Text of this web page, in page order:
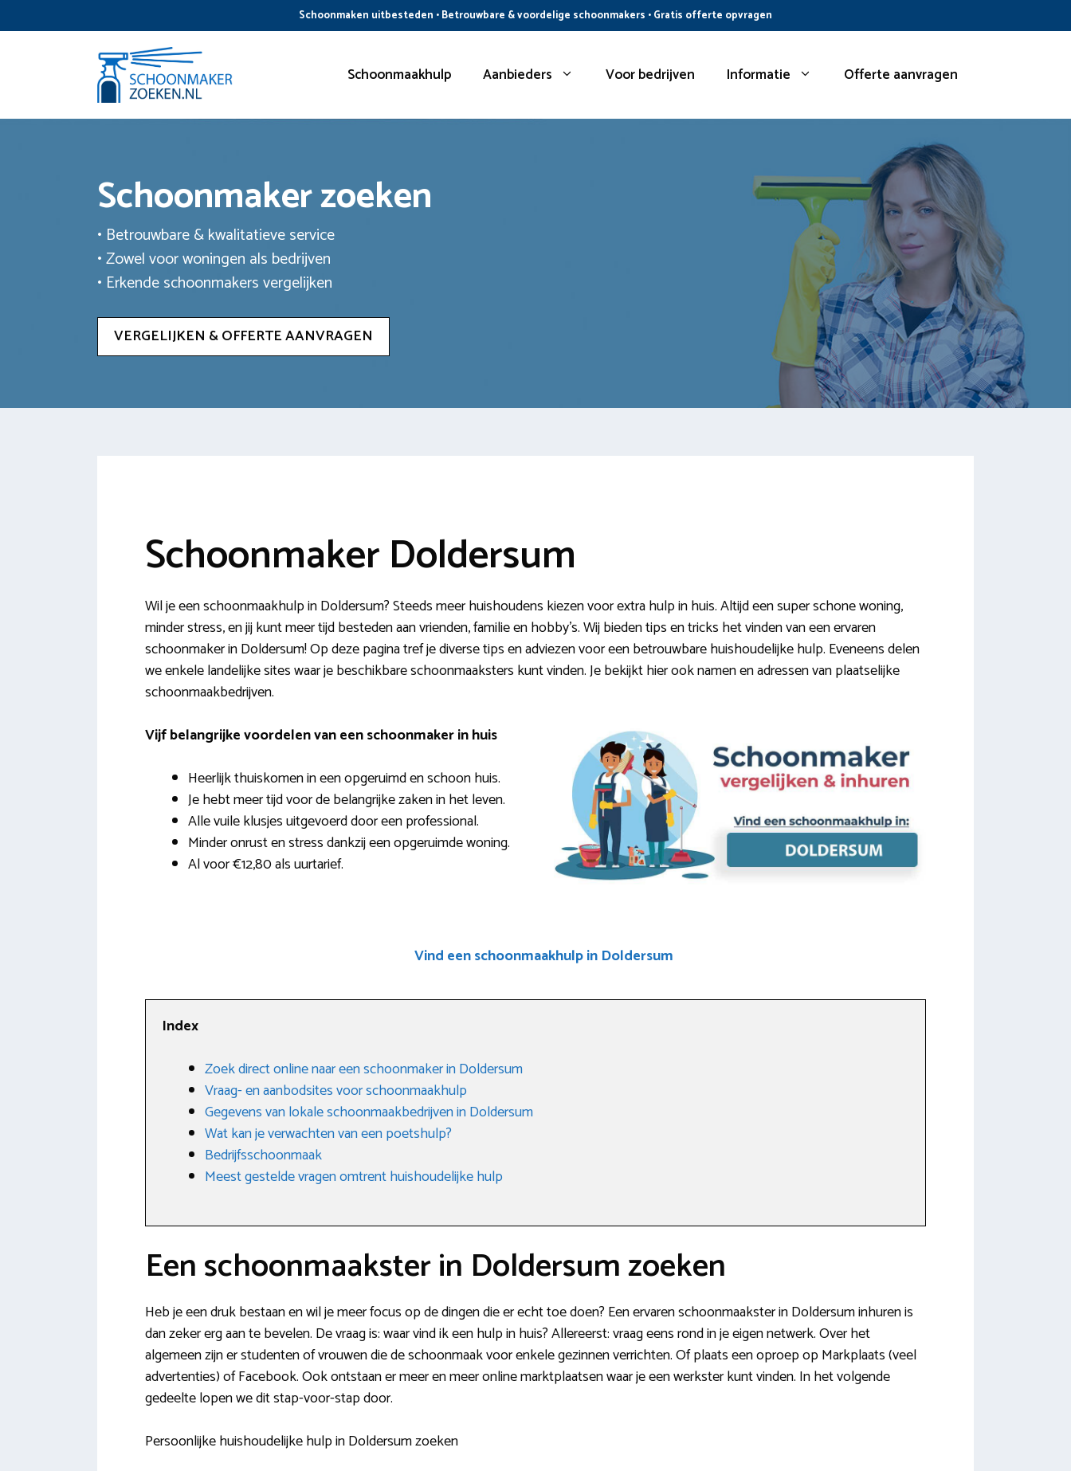
naar
Schoonmaken uitbesteden • Betrouwbare & voordelige schoonmakers • Gratis offerte opvragen
Schoonmaakhulp Aanbieders Voor bedrijven Informatie Offerte aanvragen
Schoonmaker zoeken
• Betrouwbare & kwalitatieve service
• Zowel voor woningen als bedrijven
• Erkende schoonmakers vergelijken
VERGELIJKEN & OFFERTE AANVRAGEN
Schoonmaker Doldersum
Wil je een schoonmaakhulp in Doldersum? Steeds meer huishoudens kiezen voor extra hulp in huis. Altijd een super schone woning,
minder stress, en jij kunt meer tijd besteden aan vrienden, familie en hobby’s. Wij bieden tips en tricks het vinden van een ervaren
schoonmaker in Doldersum! Op deze pagina tref je diverse tips en adviezen voor een betrouwbare huishoudelijke hulp. Eveneens delen
we enkele landelijke sites waar je beschikbare schoonmaaksters kunt vinden. Je bekijkt hier ook namen en adressen van plaatselijke
schoonmaakbedrijven.
Vijf belangrijke voordelen van een schoonmaker in huis
Heerlijk thuiskomen in een opgeruimd en schoon huis.
Je hebt meer tijd voor de belangrijke zaken in het leven.
Alle vuile klusjes uitgevoerd door een professional.
Minder onrust en stress dankzij een opgeruimde woning.
Al voor €12,80 als uurtarief.
Vind een schoonmaakhulp in Doldersum
Index
Zoek direct online naar een schoonmaker in Doldersum
Vraag- en aanbodsites voor schoonmaakhulp
Gegevens van lokale schoonmaakbedrijven in Doldersum
Wat kan je verwachten van een poetshulp?
Bedrijfsschoonmaak
Meest gestelde vragen omtrent huishoudelijke hulp
Een schoonmaakster in Doldersum zoeken
Heb je een druk bestaan en wil je meer focus op de dingen die er echt toe doen? Een ervaren schoonmaakster in Doldersum inhuren is
dan zeker erg aan te bevelen. De vraag is: waar vind ik een hulp in huis? Allereerst: vraag eens rond in je eigen netwerk. Over het
algemeen zijn er studenten of vrouwen die de schoonmaak voor enkele gezinnen verrichten. Of plaats een oproep op Markplaats (veel
advertenties) of Facebook. Ook ontstaan er meer en meer online marktplaatsen waar je een werkster kunt vinden. In het volgende
gedeelte lopen we dit stap-voor-stap door.
Persoonlijke huishoudelijke hulp in Doldersum zoeken